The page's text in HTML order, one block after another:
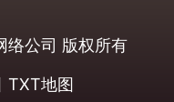
络公司 版权所有
TXT地图